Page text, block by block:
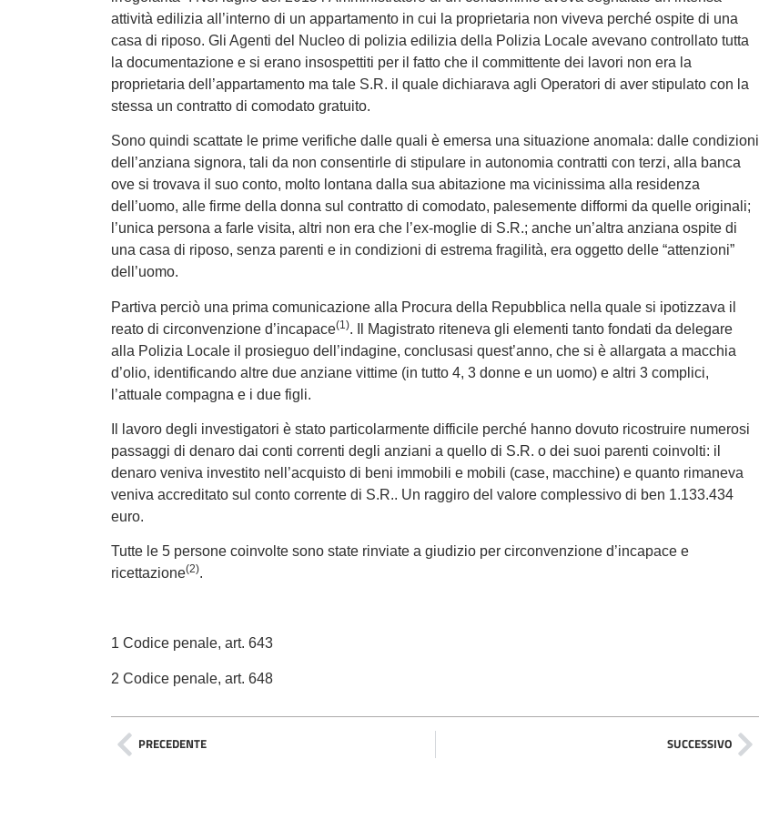
attività edilizia all’interno di un appartamento in cui la proprietaria non viveva perché ospite di una
casa di riposo. Gli Agenti del Nucleo di polizia edilizia della Polizia Locale avevano controllato tutta
la documentazione e si erano insospettiti per il fatto che il committente dei lavori non era la
proprietaria dell’appartamento ma tale S.R. il quale dichiarava agli Operatori di aver stipulato con la
stessa un contratto di comodato gratuito.
Sono quindi scattate le prime verifiche dalle quali è emersa una situazione anomala: dalle condizioni
dell’anziana signora, tali da non consentirle di stipulare in autonomia contratti con terzi, alla banca
ove si trovava il suo conto, molto lontana dalla sua abitazione ma vicinissima alla residenza
dell’uomo, alle firme della donna sul contratto di comodato, palesemente difformi da quelle originali;
l’unica persona a farle visita, altri non era che l’ex-moglie di S.R.; anche un’altra anziana ospite di
una casa di riposo, senza parenti e in condizioni di estrema fragilità, era oggetto delle “attenzioni”
dell’uomo.
Partiva perciò una prima comunicazione alla Procura della Repubblica nella quale si ipotizzava il
reato di circonvenzione d’incapace(1). Il Magistrato riteneva gli elementi tanto fondati da delegare
alla Polizia Locale il prosieguo dell’indagine, conclusasi quest’anno, che si è allargata a macchia
d’olio, identificando altre due anziane vittime (in tutto 4, 3 donne e un uomo) e altri 3 complici,
l’attuale compagna e i due figli.
Il lavoro degli investigatori è stato particolarmente difficile perché hanno dovuto ricostruire numerosi
passaggi di denaro dai conti correnti degli anziani a quello di S.R. o dei suoi parenti coinvolti: il
denaro veniva investito nell’acquisto di beni immobili e mobili (case, macchine) e quanto rimaneva
veniva accreditato sul conto corrente di S.R.. Un raggiro del valore complessivo di ben 1.133.434
euro.
Tutte le 5 persone coinvolte sono state rinviate a giudizio per circonvenzione d’incapace e
ricettazione(2).
1 Codice penale, art. 643
2 Codice penale, art. 648
PRECEDENTE SUCCESSIVO